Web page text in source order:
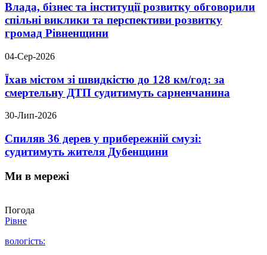
Влада, бізнес та інституції розвитку обговорили
спільні виклики та перспективи розвитку
громад Рівненщини
04-Сер-2026
Їхав містом зі швидкістю до 128 км/год: за
смертельну ДТП судитимуть сарненчанина
30-Лип-2026
Спиляв 36 дерев у прибережній смузі:
судитимуть жителя Дубенщини
Ми в мережі
Погода
Рівне
вологість: